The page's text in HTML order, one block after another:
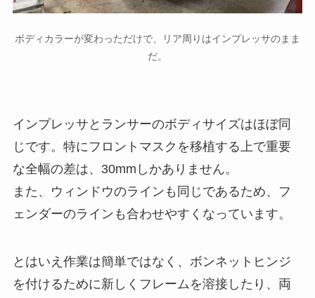
ボディカラーが変わっただけで、リア周りはインプレッサのまま
だ。
インプレッサとランサーのボディサイズはほぼ同
じです。特にフロントマスクを移植する上で重要
な全幅の差は、30mmしかありません。
また、ウィンドウのラインも同じであるため、フ
ェンダーのラインも合わせやすくなっています。
とはいえ作業は簡単ではなく、ボンネットヒンジ
を付けるために新しくフレームを溶接したり、両